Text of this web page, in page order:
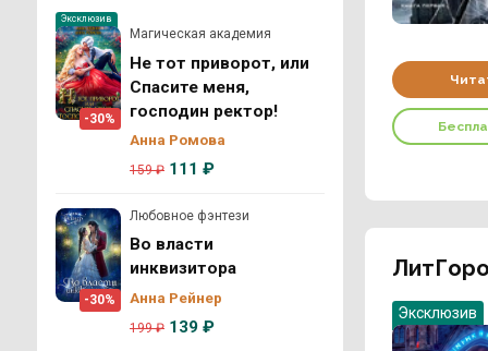
Эксклюзив
-30%
Магическая академия
Не тот приворот, или
Спасите меня,
господин ректор!
Анна Ромова
159 ₽ 111 ₽
-30%
Любовное фэнтези
Во власти
инквизитора
Анна Рейнер
199 ₽ 139 ₽
Эксклюзив